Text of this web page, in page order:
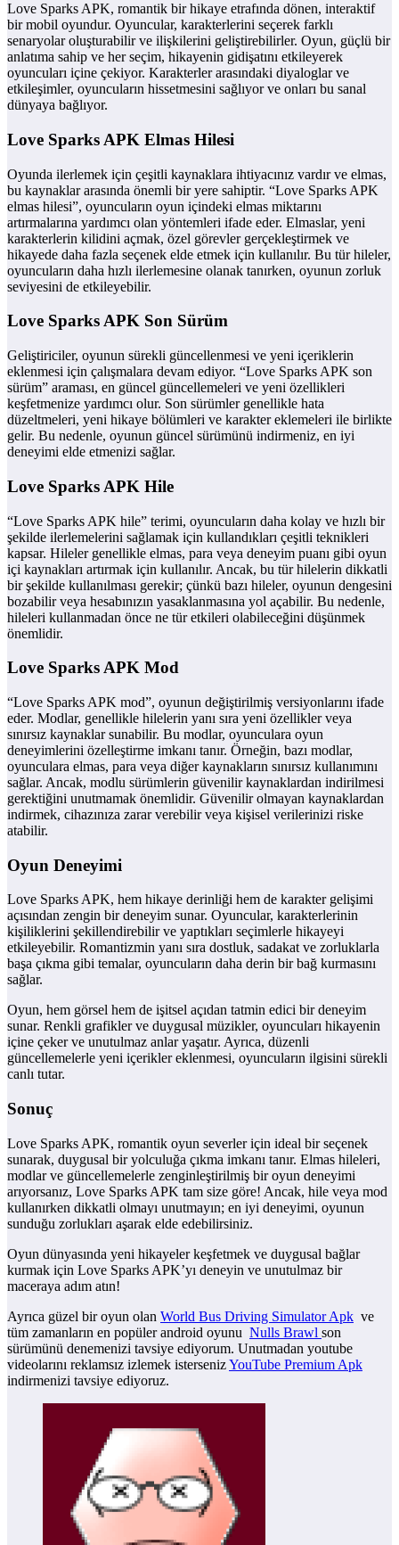
Love Sparks APK, romantik bir hikaye etrafında dönen, interaktif
bir mobil oyundur. Oyuncular, karakterlerini seçerek farklı
senaryolar oluşturabilir ve ilişkilerini geliştirebilirler. Oyun, güçlü bir
anlatıma sahip ve her seçim, hikayenin gidişatını etkileyerek
oyuncuları içine çekiyor. Karakterler arasındaki diyaloglar ve
etkileşimler, oyuncuların hissetmesini sağlıyor ve onları bu sanal
dünyaya bağlıyor.
Love Sparks APK Elmas Hilesi
Oyunda ilerlemek için çeşitli kaynaklara ihtiyacınız vardır ve elmas,
bu kaynaklar arasında önemli bir yere sahiptir. “Love Sparks APK
elmas hilesi”, oyuncuların oyun içindeki elmas miktarını
artırmalarına yardımcı olan yöntemleri ifade eder. Elmaslar, yeni
karakterlerin kilidini açmak, özel görevler gerçekleştirmek ve
hikayede daha fazla seçenek elde etmek için kullanılır. Bu tür hileler,
oyuncuların daha hızlı ilerlemesine olanak tanırken, oyunun zorluk
seviyesini de etkileyebilir.
Love Sparks APK Son Sürüm
Geliştiriciler, oyunun sürekli güncellenmesi ve yeni içeriklerin
eklenmesi için çalışmalara devam ediyor. “Love Sparks APK son
sürüm” araması, en güncel güncellemeleri ve yeni özellikleri
keşfetmenize yardımcı olur. Son sürümler genellikle hata
düzeltmeleri, yeni hikaye bölümleri ve karakter eklemeleri ile birlikte
gelir. Bu nedenle, oyunun güncel sürümünü indirmeniz, en iyi
deneyimi elde etmenizi sağlar.
Love Sparks APK Hile
“Love Sparks APK hile” terimi, oyuncuların daha kolay ve hızlı bir
şekilde ilerlemelerini sağlamak için kullandıkları çeşitli teknikleri
kapsar. Hileler genellikle elmas, para veya deneyim puanı gibi oyun
içi kaynakları artırmak için kullanılır. Ancak, bu tür hilelerin dikkatli
bir şekilde kullanılması gerekir; çünkü bazı hileler, oyunun dengesini
bozabilir veya hesabınızın yasaklanmasına yol açabilir. Bu nedenle,
hileleri kullanmadan önce ne tür etkileri olabileceğini düşünmek
önemlidir.
Love Sparks APK Mod
“Love Sparks APK mod”, oyunun değiştirilmiş versiyonlarını ifade
eder. Modlar, genellikle hilelerin yanı sıra yeni özellikler veya
sınırsız kaynaklar sunabilir. Bu modlar, oyunculara oyun
deneyimlerini özelleştirme imkanı tanır. Örneğin, bazı modlar,
oyunculara elmas, para veya diğer kaynakların sınırsız kullanımını
sağlar. Ancak, modlu sürümlerin güvenilir kaynaklardan indirilmesi
gerektiğini unutmamak önemlidir. Güvenilir olmayan kaynaklardan
indirmek, cihazınıza zarar verebilir veya kişisel verilerinizi riske
atabilir.
Oyun Deneyimi
Love Sparks APK, hem hikaye derinliği hem de karakter gelişimi
açısından zengin bir deneyim sunar. Oyuncular, karakterlerinin
kişiliklerini şekillendirebilir ve yaptıkları seçimlerle hikayeyi
etkileyebilir. Romantizmin yanı sıra dostluk, sadakat ve zorluklarla
başa çıkma gibi temalar, oyuncuların daha derin bir bağ kurmasını
sağlar.
Oyun, hem görsel hem de işitsel açıdan tatmin edici bir deneyim
sunar. Renkli grafikler ve duygusal müzikler, oyuncuları hikayenin
içine çeker ve unutulmaz anlar yaşatır. Ayrıca, düzenli
güncellemelerle yeni içerikler eklenmesi, oyuncuların ilgisini sürekli
canlı tutar.
Sonuç
Love Sparks APK, romantik oyun severler için ideal bir seçenek
sunarak, duygusal bir yolculuğa çıkma imkanı tanır. Elmas hileleri,
modlar ve güncellemelerle zenginleştirilmiş bir oyun deneyimi
arıyorsanız, Love Sparks APK tam size göre! Ancak, hile veya mod
kullanırken dikkatli olmayı unutmayın; en iyi deneyimi, oyunun
sunduğu zorlukları aşarak elde edebilirsiniz.
Oyun dünyasında yeni hikayeler keşfetmek ve duygusal bağlar
kurmak için Love Sparks APK’yı deneyin ve unutulmaz bir
maceraya adım atın!
Ayrıca güzel bir oyun olan World Bus Driving Simulator Apk ve
tüm zamanların en popüler android oyunu Nulls Brawl son
sürümünü denemenizi tavsiye ediyorum. Unutmadan youtube
videolarını reklamsız izlemek istersenizYouTube Premium Apk
indirmenizi tavsiye ediyoruz.